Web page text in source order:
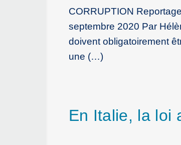
CORRUPTION
septembre 2020 Par
doivent obligatoirement
une (…)
En Italie, la loi